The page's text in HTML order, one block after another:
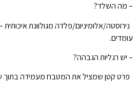
– מה השלד?
נירוסטה/אלומיניום/פלדה מגולוונת
עומדים.
– יש רגליות הגבהה?
פרט קטן שמציל את המטבח מעמידה בתוך